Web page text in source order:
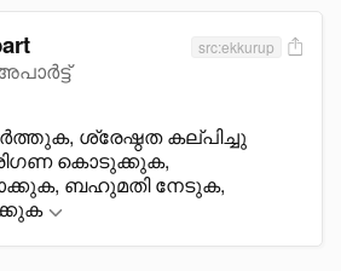
src:ekkurup
ശ്രേഷ്ഠത കല്പിച്ചു
കൊടുക്കുക,
ബഹുമതി നേടുക,